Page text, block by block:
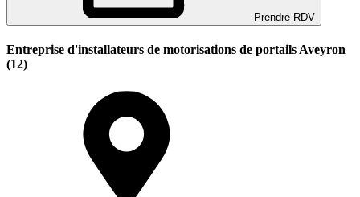
Prendre RDV
Entreprise d'installateurs de motorisations de portails Aveyron
(12)